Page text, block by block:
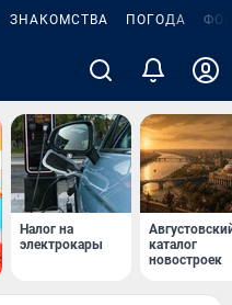
ЗНАКОМСТВА ПОГОДА
Налог на
электрокары
каталог
новостроек